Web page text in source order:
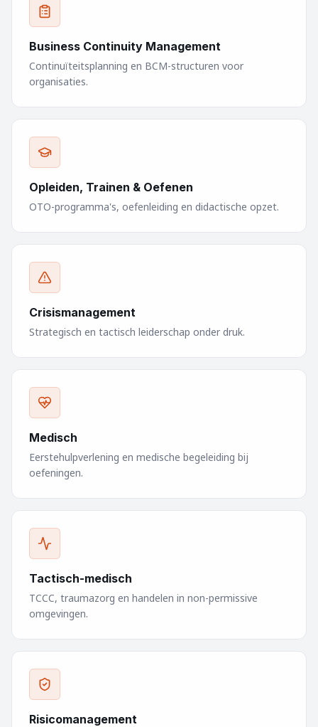
Business Continuity Management
Continuïteitsplanning en BCM-structuren voor
organisaties.
Opleiden, Trainen & Oefenen
OTO-programma's, oefenleiding en didactische opzet.
Crisismanagement
Strategisch en tactisch leiderschap onder druk.
Medisch
Eerstehulpverlening en medische begeleiding bij
oefeningen.
Tactisch-medisch
TCCC, traumazorg en handelen in non-permissive
omgevingen.
Risicomanagement